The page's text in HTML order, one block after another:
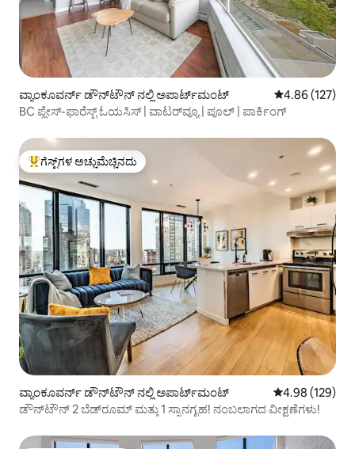
ವ್ಯಾಂಕೂವರ್ನ್ ಡೌನ್‌ಟೌನ್ ನಲ್ಲಿ ಅಪಾರ್ಟ್‌ಮಂಟ್ 5 ರಲ್ಲಿ 4.86
4.86 (127)
BC ಪ್ಲೇಸ್-ಫಾರೆಸ್ಟ್ ಓಯಸಿಸ್ | ವಾಟರ್‌ವ್ಯೂ | ಪೂಲ್ | ಪಾರ್ಕಿಂಗ್
ಗೆಸ್ಟ್‌ಗಳಿಗೆ ಅತಿ ಹೆಚ್ಚು ಅಚ್ಚುಮೆಚ್ಚಿನದು
ಗೆಸ್ಟ್‌ಗಳ ಅಚ್ಚುಮೆಚ್ಚಿನದು
ವ್ಯಾಂಕೂವರ್ನ್ ಡೌನ್‌ಟೌನ್ ನಲ್ಲಿ ಅಪಾರ್ಟ್‌ಮಂಟ್ 5 ರಲ್ಲಿ 4.98
4.98 (129)
ಡೌನ್‌ಟೌನ್ 2 ಬೆಡ್‌ರೂಮ್ ಮತ್ತು 1 ಸ್ನಾನಗೃಹ! ನಂಬಲಾಗದ ವೀಕ್ಷಣೆಗಳು!